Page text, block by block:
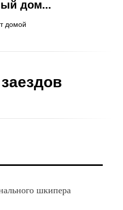
дом...
домой
шкипера